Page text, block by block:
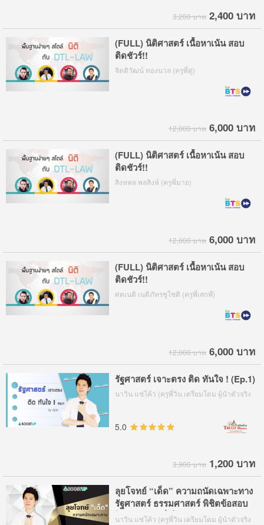
3,200 บาท 2,400 บาท
(FULL) นิติศาสตร์ เนื้อหาเน้น สอบ
ติดชัวร์!!
จิตติวัฒน์ ทองนวล (ครูพี่ตู่)
12,000 บาท 6,000 บาท
(FULL) นิติศาสตร์ เนื้อหาเน้น สอบ
ติดชัวร์!!
สิงหพล พลสิงห์ (ครูพี่มาย)
12,000 บาท 6,000 บาท
(FULL) นิติศาสตร์ เนื้อหาเน้น สอบ
ติดชัวร์!!
ศตเนติ เนติภัทรชูโชติ (ครูพี่เสกฬ์)
12,000 บาท 6,000 บาท
รัฐศาสตร์ เจาะตรง ติด ทันใจ ! (Ep.1)
นาวิน แซ่โค้ว (ครูพี่วิน เตรียมโดม ผู้นำตัวจริง
5.0
3,900 บาท 1,200 บาท
ลุยโจทย์ “เด็ด” ความถนัดเฉพาะทาง
รัฐศาสตร์ ธรรมศาสตร์ พิชิตข้อสอบ
ได้ภายใน 4 ชั่วโมง
นาวิน แซ่โค้ว (ครูพี่วิน เตรียมโดม ผู้นำตัวจริง